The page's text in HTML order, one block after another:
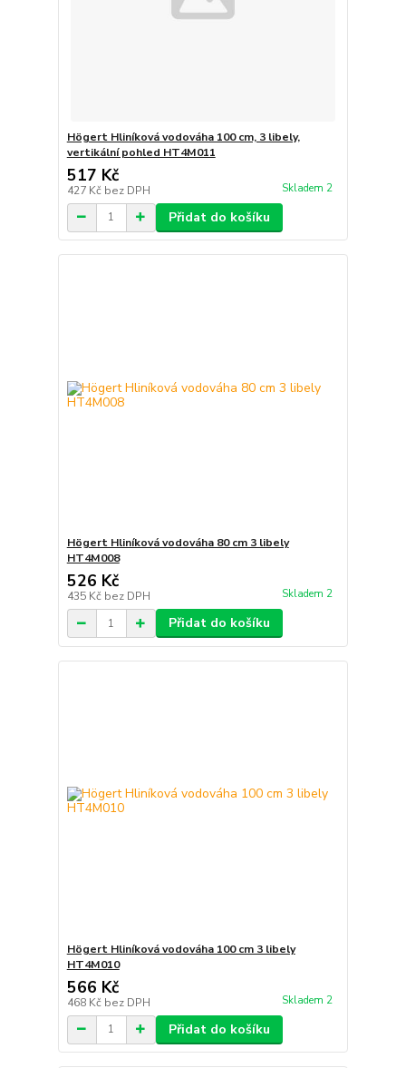
Högert Hliníková vodováha 100 cm, 3 libely,
vertikální pohled HT4M011
517 Kč
427 Kč bez DPH Skladem 2
Přidat do košíku
Högert Hliníková vodováha 80 cm 3 libely
HT4M008
526 Kč
435 Kč bez DPH Skladem 2
Přidat do košíku
Högert Hliníková vodováha 100 cm 3 libely
HT4M010
566 Kč
468 Kč bez DPH Skladem 2
Přidat do košíku